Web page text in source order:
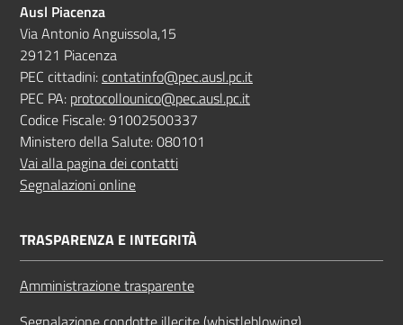
Ausl Piacenza
Via Antonio Anguissola,15
29121 Piacenza
PEC cittadini:contatinfo@pec.ausl.pc.it
PEC PA: protocollounico@pec.ausl.pc.it
Codice Fiscale: 91002500337
Ministero della Salute: 080101
Vai alla pagina dei contatti
Segnalazioni online
TRASPARENZA E INTEGRITÀ
Amministrazione trasparente